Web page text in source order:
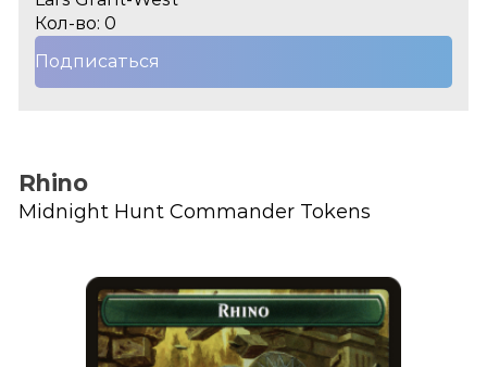
Кол-во: 0
Подписаться
Rhino
Midnight Hunt Commander Tokens